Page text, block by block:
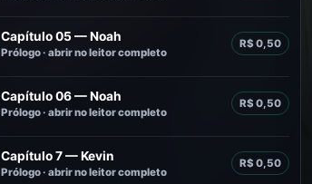
Capítulo 05 — Noah
Prólogo · abrir no leitor completo
R$ 0,50
Capítulo 06 — Noah
Prólogo · abrir no leitor completo
R$ 0,50
Capítulo 7 — Kevin
Prólogo · abrir no leitor completo
R$ 0,50